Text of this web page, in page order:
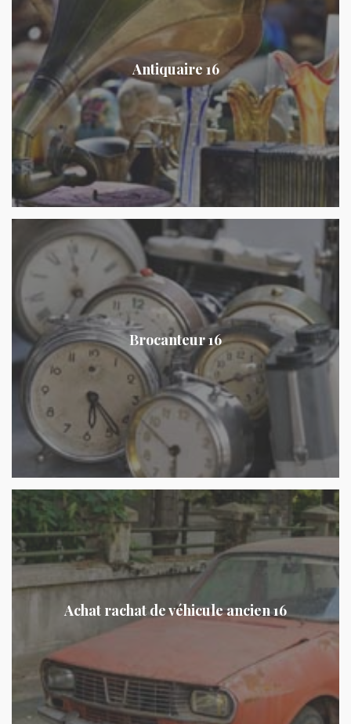
Antiquaire 16
Brocanteur 16
Achat rachat de véhicule ancien 16